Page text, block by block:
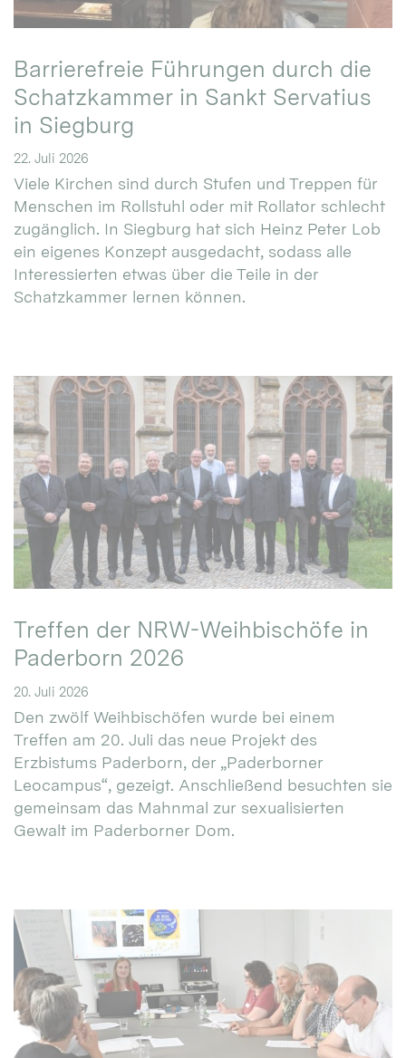
Barrierefreie Führungen durch die
Schatzkammer in Sankt Servatius
in Siegburg
22. Juli 2026
Viele Kirchen sind durch Stufen und Treppen für
Menschen im Rollstuhl oder mit Rollator schlecht
zugänglich. In Siegburg hat sich Heinz Peter Lob
ein eigenes Konzept ausgedacht, sodass alle
Interessierten etwas über die Teile in der
Schatzkammer lernen können.
Treffen der NRW-Weihbischöfe in
Paderborn 2026
20. Juli 2026
Den zwölf Weihbischöfen wurde bei einem
Treffen am 20. Juli das neue Projekt des
Erzbistums Paderborn, der „Paderborner
Leocampus“, gezeigt. Anschließend besuchten sie
gemeinsam das Mahnmal zur sexualisierten
Gewalt im Paderborner Dom.